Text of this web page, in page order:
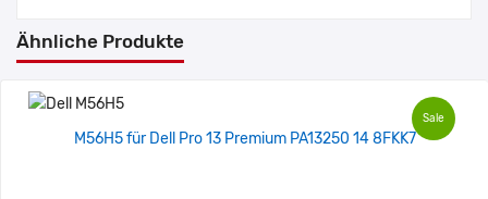
Ähnliche Produkte
Sale
M56H5 für Dell Pro 13 Premium PA13250 14 8FKK7